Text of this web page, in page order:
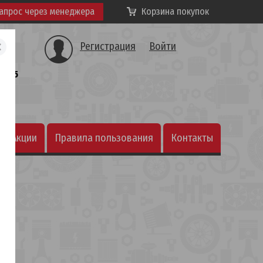
через менеджера Корзина покупок
Регистрация Войти
Акции Правила пользования Контакты
25